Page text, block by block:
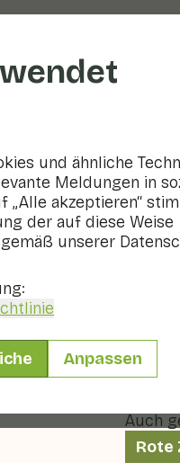
und ähnliche
Meldungen in
„Alle akzeptieren“
der auf diese Weise
unserer
Anpassen
Wie
Allium
Auch
Rote